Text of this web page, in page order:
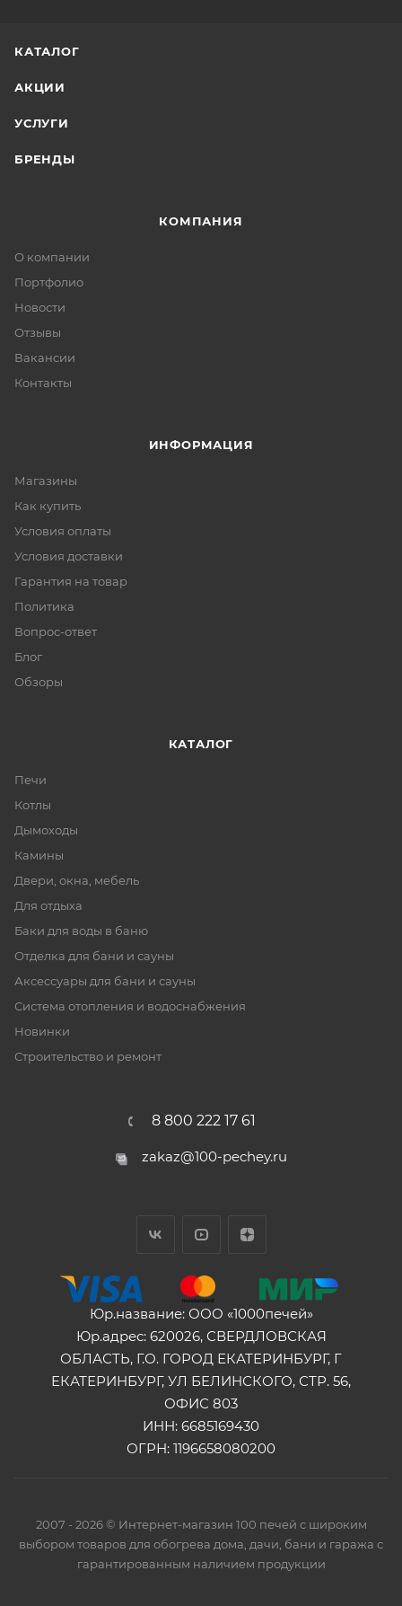
КАТАЛОГ
АКЦИИ
УСЛУГИ
БРЕНДЫ
КОМПАНИЯ
О компании
Портфолио
Новости
Отзывы
Вакансии
Контакты
ИНФОРМАЦИЯ
Магазины
Как купить
Условия оплаты
Условия доставки
Гарантия на товар
Политика
Вопрос-ответ
Блог
Обзоры
КАТАЛОГ
Печи
Котлы
Дымоходы
Камины
Двери, окна, мебель
Для отдыха
Баки для воды в баню
Отделка для бани и сауны
Аксессуары для бани и сауны
Система отопления и водоснабжения
Новинки
Строительство и ремонт
8 800 222 17 61
zakaz@100-pechey.ru
Юр.название: ООО «1000печей»
Юр.адрес: 620026, СВЕРДЛОВСКАЯ
ОБЛАСТЬ, Г.О. ГОРОД ЕКАТЕРИНБУРГ, Г
ЕКАТЕРИНБУРГ, УЛ БЕЛИНСКОГО, СТР. 56,
ОФИС 803
ИНН: 6685169430
ОГРН: 1196658080200
2007 - 2026 © Интернет-магазин 100 печей с широким
выбором товаров для обогрева дома, дачи, бани и гаража с
гарантированным наличием продукции